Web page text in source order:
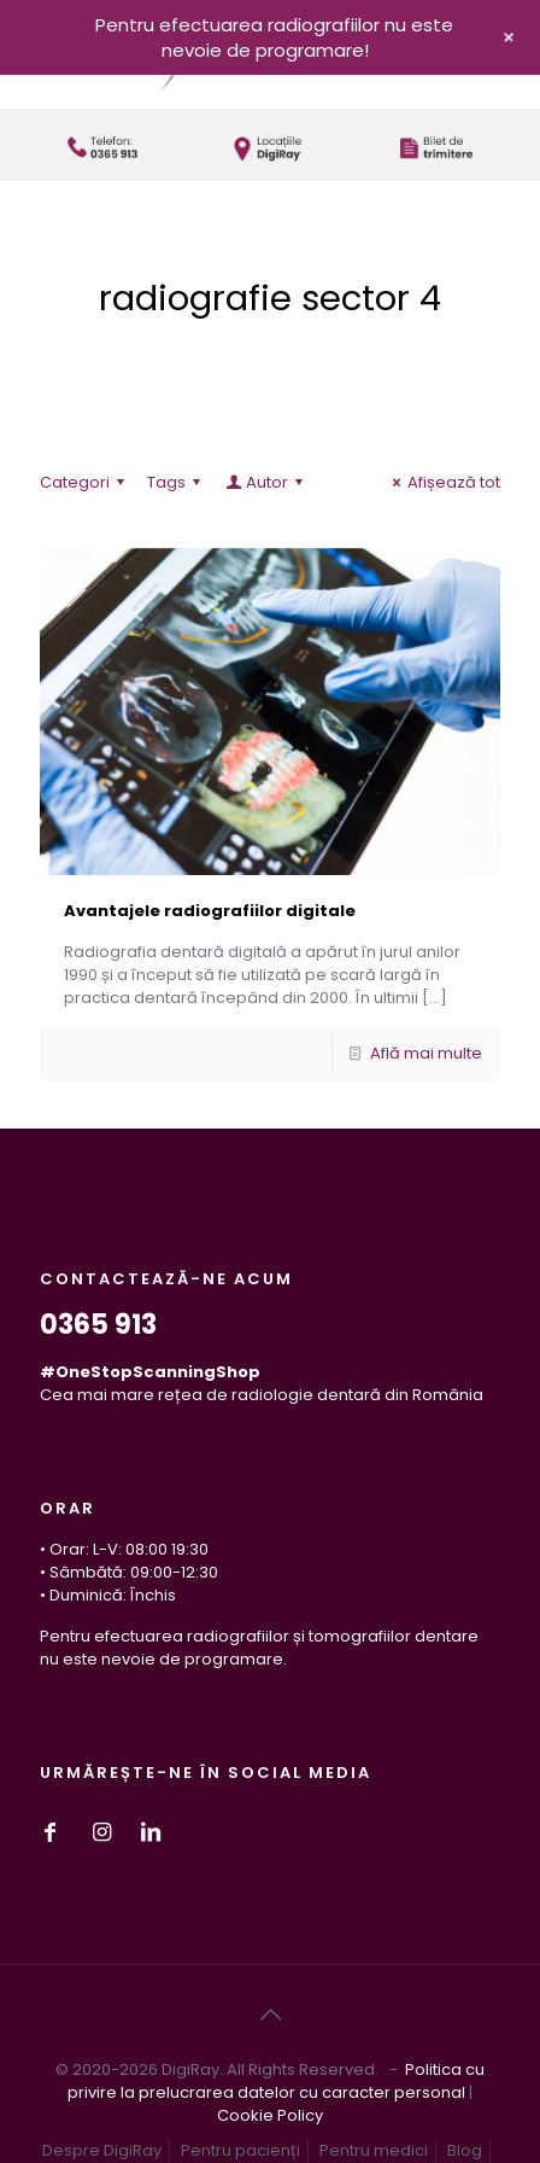
radiografie sector 4
Categori Tags Autor Afișează tot
Avantajele radiografiilor digitale
Radiografia dentară digitală a apărut în jurul anilor
1990 și a început să fie utilizată pe scară largă în
practica dentară începând din 2000. În ultimii […]
Află mai multe
CONTACTEAZĂ-NE ACUM
0365 913
#OneStopScanningShop
Cea mai mare rețea de radiologie dentară din România
ORAR
• Orar: L-V: 08:00 19:30
• Sâmbătă: 09:00-12:30
• Duminică: Închis
Pentru efectuarea radiografiilor și tomografiilor dentare
nu este nevoie de programare.
URMĂREȘTE-NE ÎN SOCIAL MEDIA
© 2020-2026 DigiRay. All Rights Reserved. - Politica cu
privire la prelucrarea datelor cu caracter personal |
Cookie Policy
Despre DigiRay
Pentru pacienți Pentru medici
Blog
Pentru efectuarea radiografiilor nu este
nevoie de programare!
+